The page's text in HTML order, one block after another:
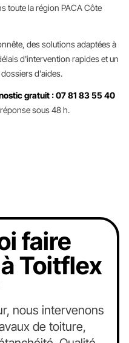
toute la région PACA Côte
des solutions adaptées à
d'intervention rapides et un
d'aides.
gratuit : 07 81 83 55 40
sous 48 h.
faire
Toitflex
nous intervenons
de toiture,